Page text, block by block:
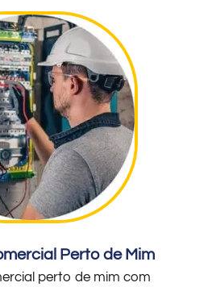
Perto de Mim
perto de mim com